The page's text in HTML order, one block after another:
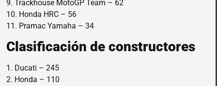
9. Trackhouse MotoGP Team – 62
10. Honda HRC – 56
11. Pramac Yamaha – 34
Clasificación de constructores
1. Ducati – 245
2. Honda – 110